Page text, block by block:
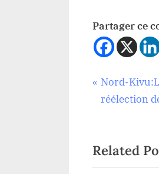
Partager ce
Infrastructure
l’article
P
r
i
o
Nord-
réélection
Related